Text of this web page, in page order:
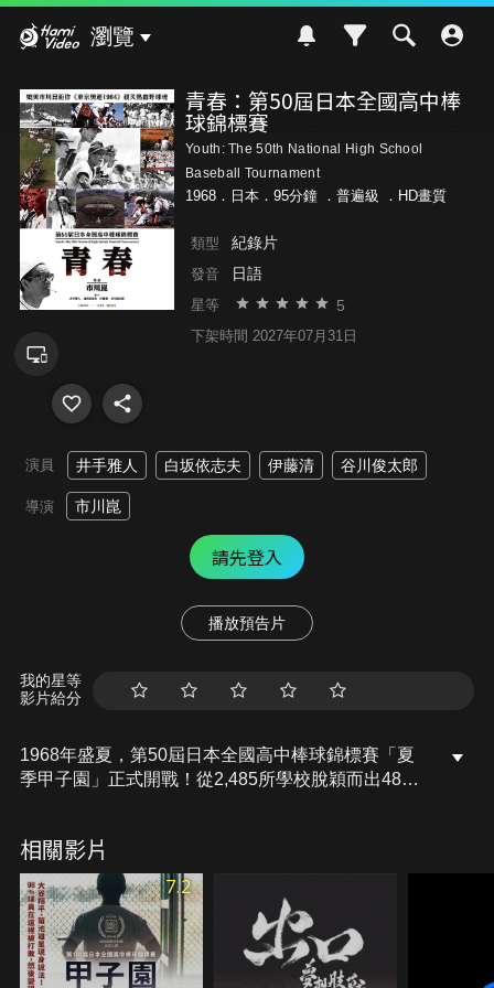
瀏覽
青春：第50屆日本全國高中棒
球錦標賽
Youth: The 50th National High School
Baseball Tournament
1968．日本．95分鐘 ． 普遍級 ．HD畫質
類型 紀錄片
發音 日語
星等 5
下架時間 2027年07月31日
演員 井手雅人 白坂依志夫 伊藤清 谷川俊太郎
導演 市川崑
請先登入
播放預告片
我的星等
影片給分
1968年盛夏，第50屆日本全國高中棒球錦標賽「夏
季甲子園」正式開戰！從2,485所學校脫穎而出48校
身影。汗淚齊飆的甲子園，不僅是青春競技場，更見
證永不言棄的大和精神。
相關影片
7.2